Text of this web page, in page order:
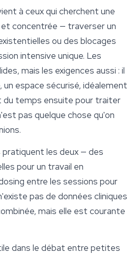
à ceux qui cherchent une
concentrée — traverser un
ou des blocages
intensive unique. Les
mais les exigences aussi : il
un espace sécurisé, idéalement
du temps ensuite pour traiter
pas quelque chose qu'on
les deux — des
pour un travail en
entre les sessions pour
pas de données cliniques
mais elle est courante
dans le débat entre petites